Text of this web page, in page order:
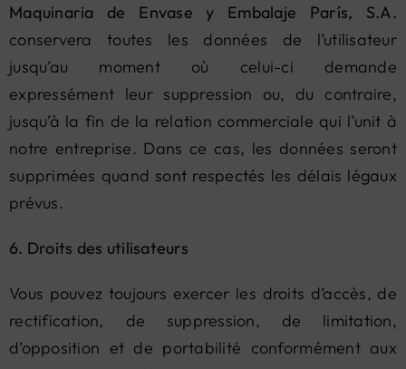
Maquinaria de Envase y Embalaje París, S.A.
conservera toutes les données de l’utilisateur
jusqu’au moment où celui-ci demande
expressément leur suppression ou, du contraire,
jusqu’à la fin de la relation commerciale qui l’unit à
notre entreprise. Dans ce cas, les données seront
supprimées quand sont respectés les délais légaux
prévus.
6. Droits des utilisateurs
Vous pouvez toujours exercer les droits d’accès, de
rectification, de suppression, de limitation,
d’opposition et de portabilité conformément aux